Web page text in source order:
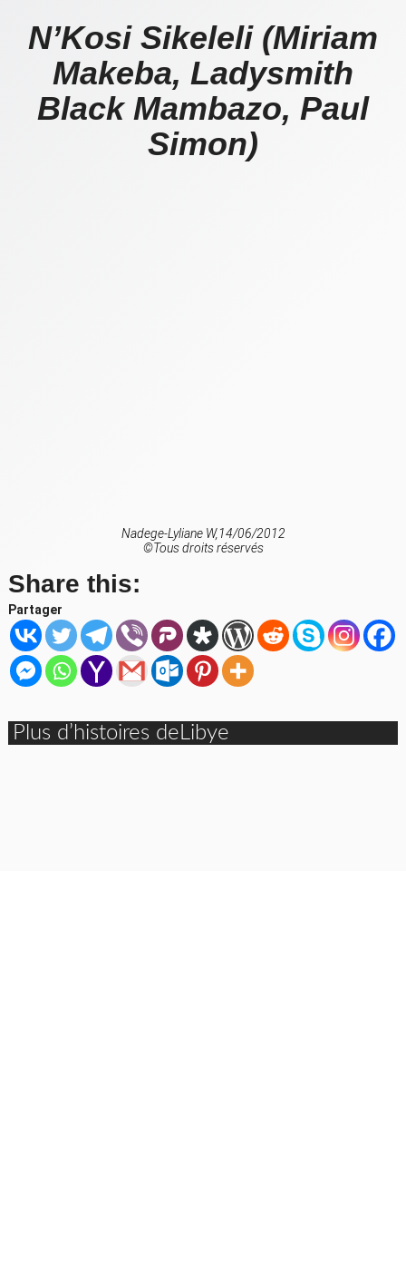
N’Kosi Sikeleli (Miriam
Makeba, Ladysmith
Black Mambazo, Paul
Simon)
Nadege-Lyliane W,14/06/2012
©Tous droits réservés
Share this:
Partager
Plus d’histoires deLibye